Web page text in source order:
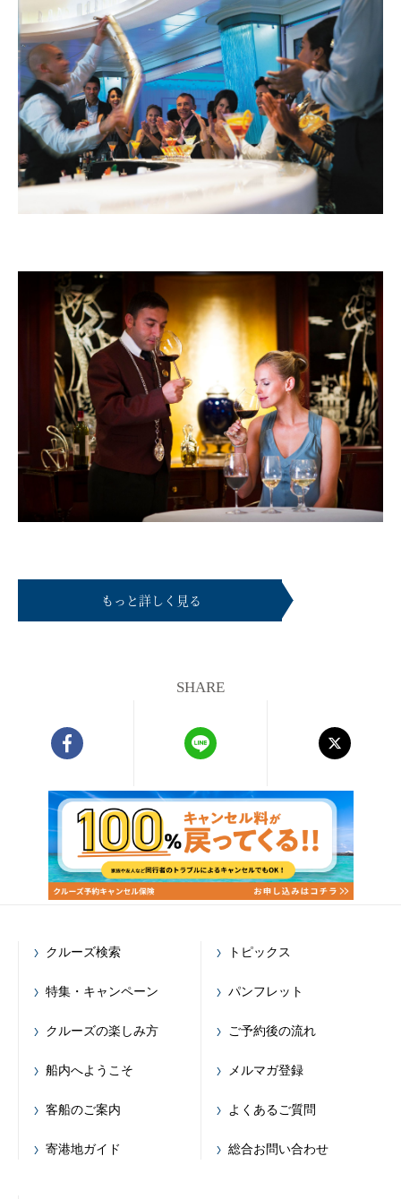
もっと詳しく見る
SHARE
クルーズ検索
特集・キャンペーン
クルーズの楽しみ方
船内へようこそ
客船のご案内
寄港地ガイド
トピックス
パンフレット
ご予約後の流れ
メルマガ登録
よくあるご質問
総合お問い合わせ